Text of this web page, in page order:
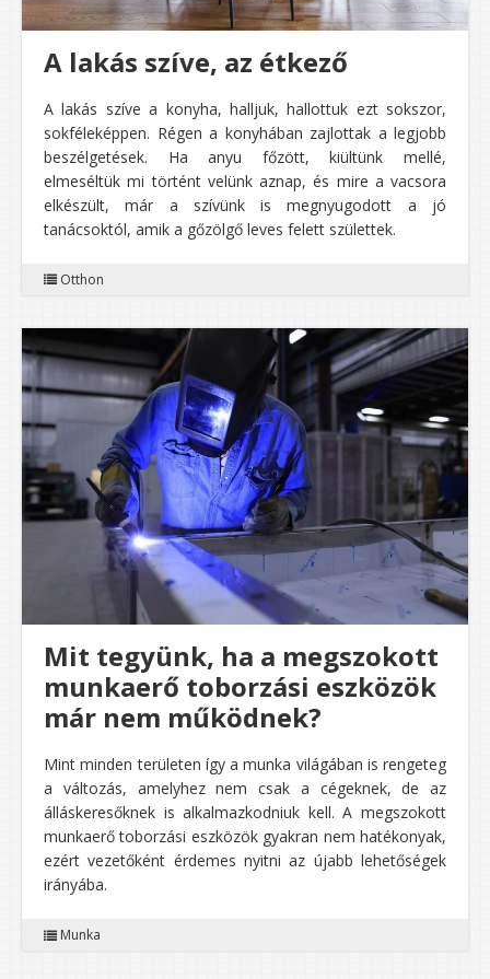
A lakás szíve, az étkező
A lakás szíve a konyha, halljuk, hallottuk ezt sokszor,
sokféleképpen. Régen a konyhában zajlottak a legjobb
beszélgetések. Ha anyu főzött, kiültünk mellé,
elmeséltük mi történt velünk aznap, és mire a vacsora
elkészült, már a szívünk is megnyugodott a jó
tanácsoktól, amik a gőzölgő leves felett születtek.
Otthon
Mit tegyünk, ha a megszokott
munkaerő toborzási eszközök
már nem működnek?
Mint minden területen így a munka világában is rengeteg
a változás, amelyhez nem csak a cégeknek, de az
álláskeresőknek is alkalmazkodniuk kell. A megszokott
munkaerő toborzási eszközök gyakran nem hatékonyak,
ezért vezetőként érdemes nyitni az újabb lehetőségek
irányába.
Munka